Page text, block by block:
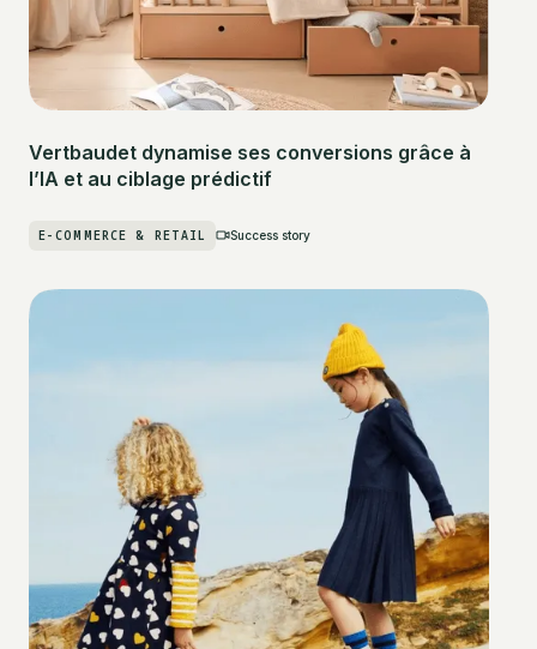
Vertbaudet dynamise ses conversions grâce à
l’IA et au ciblage prédictif
E-COMMERCE & RETAIL Success story